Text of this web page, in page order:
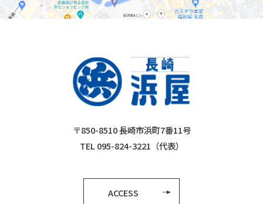
〒850-8510 長崎市浜町7番11号
TEL 095-824-3221（代表）
ACCESS